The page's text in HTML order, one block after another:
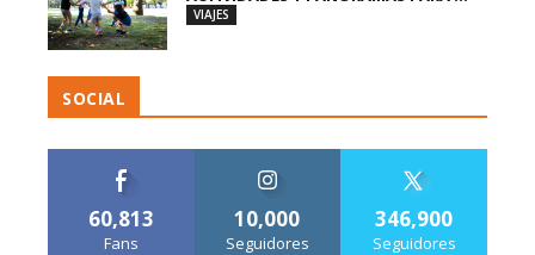
VIAJES
SOCIAL
60,813
Fans
10,000
Seguidores
346,900
Seguidores